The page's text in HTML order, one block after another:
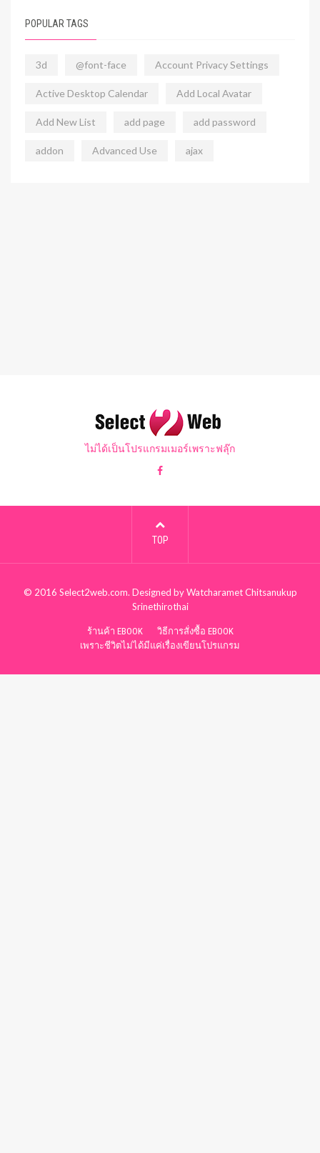
POPULAR TAGS
3d @font-face Account Privacy Settings
Active Desktop Calendar Add Local Avatar
Add New List add page add password
addon Advanced Use ajax
ไม่ได้เป็นโปรแกรมเมอร์เพราะฟลุ๊ก
TOP
© 2016 Select2web.com. Designed byWatcharamet Chitsanukup
Srinethirothai
ร้านค้า EBOOK
วิธีการสั่งซื้อ EBOOK
เพราะชีวิตไม่ได้มีแค่เรื่องเขียนโปรแกรม